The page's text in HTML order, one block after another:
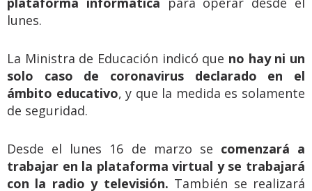
lunes.
La Ministra de Educación indicó que no hay ni un
solo caso de coronavirus declarado en el
ámbito educativo, y que la medida es solamente
de seguridad.
Desde el lunes 16 de marzo se comenzará a
trabajar en la plataforma virtual y se trabajará
con la radio y televisión. También se realizará